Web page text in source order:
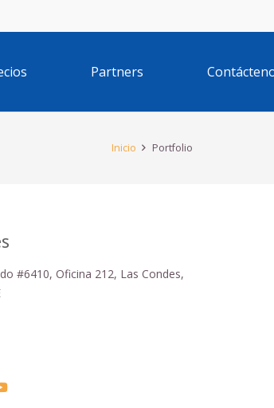
Partners
Inicio Portfolio
#6410, Oficina 212, Las Condes,